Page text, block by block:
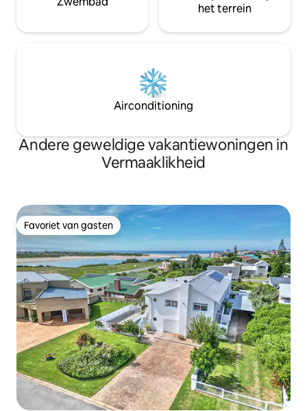
het terrein
Airconditioning
Andere geweldige vakantiewoningen in
Vermaaklikheid
Favoriet van gasten
Favoriet van gasten